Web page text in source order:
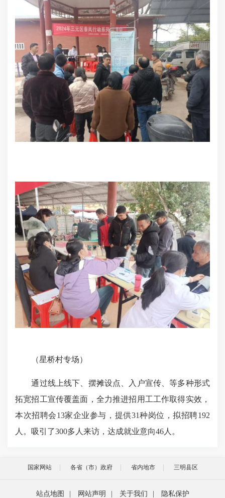
（星桥村专场）
通过线上线下、摆摊设点、入户宣传、等多种形式
拓宽招工宣传覆盖面，全力推进招用工工作取得实效，
本次招聘会13家企业参与，提供31种岗位，拟招聘192
人。吸引了300多人来访，达成就业意向46人。
国家网站 各省（市）政府 省内地市 三明县区
站点地图 网站声明 关于我们 隐私保护